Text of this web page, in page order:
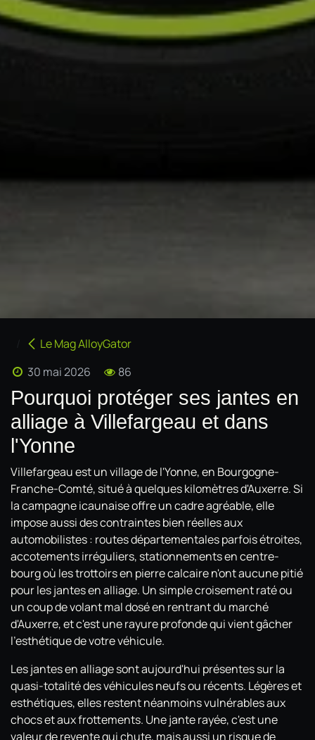
Le Mag AlloyGator
30 mai 2026
86
Pourquoi protéger ses jantes en
alliage à Villefargeau et dans
l'Yonne
Villefargeau est un village de l'Yonne, en Bourgogne-
Franche-Comté, situé à quelques kilomètres d'Auxerre. Si
la campagne icaunaise offre un cadre agréable, elle
impose aussi des contraintes bien réelles aux
automobilistes : routes départementales parfois étroites,
accotements irréguliers, stationnements en centre-
bourg où les trottoirs en pierre calcaire n'ont aucune pitié
pour les jantes en alliage. Un simple croisement raté ou
un coup de volant mal dosé en rentrant du marché
d'Auxerre, et c'est une rayure profonde qui vient gâcher
l'esthétique de votre véhicule.
Les jantes en alliage sont aujourd'hui présentes sur la
quasi-totalité des véhicules neufs ou récents. Légères et
esthétiques, elles restent néanmoins vulnérables aux
chocs et aux frottements. Une jante rayée, c'est une
valeur de revente qui chute, mais aussi un risque de